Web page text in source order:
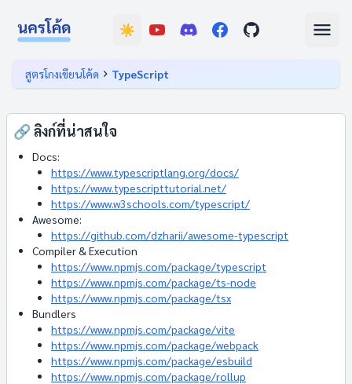
☀️
สูตรโกงเขียนโค้ด TypeScript
🔗 ลิงก์ที่น่าสนใจ
Docs:
https://www.typescriptlang.org/docs/
https://www.typescripttutorial.net/
https://www.w3schools.com/typescript/
Awesome:
https://github.com/dzharii/awesome-typescript
Compiler & Execution
https://www.npmjs.com/package/typescript
https://www.npmjs.com/package/ts-node
https://www.npmjs.com/package/tsx
Bundlers
https://www.npmjs.com/package/vite
https://www.npmjs.com/package/webpack
https://www.npmjs.com/package/esbuild
https://www.npmjs.com/package/rollup